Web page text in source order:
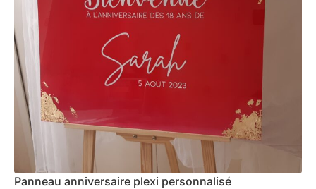
Panneau anniversaire plexi personnalisé